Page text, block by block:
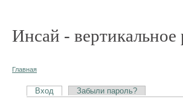
Инсай - вертикальное
Главная
Вход Забыли пароль?